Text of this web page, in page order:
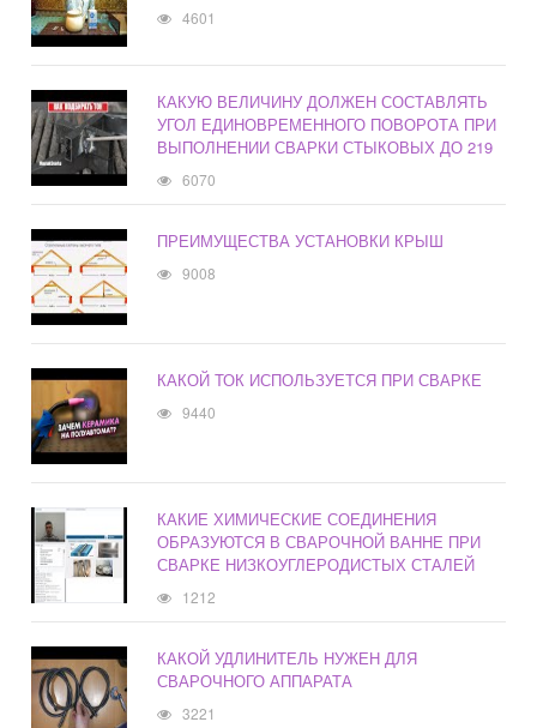
4601
КАКУЮ ВЕЛИЧИНУ ДОЛЖЕН СОСТАВЛЯТЬ
УГОЛ ЕДИНОВРЕМЕННОГО ПОВОРОТА ПРИ
ВЫПОЛНЕНИИ СВАРКИ СТЫКОВЫХ ДО 219
6070
ПРЕИМУЩЕСТВА УСТАНОВКИ КРЫШ
9008
КАКОЙ ТОК ИСПОЛЬЗУЕТСЯ ПРИ СВАРКЕ
9440
КАКИЕ ХИМИЧЕСКИЕ СОЕДИНЕНИЯ
ОБРАЗУЮТСЯ В СВАРОЧНОЙ ВАННЕ ПРИ
СВАРКЕ НИЗКОУГЛЕРОДИСТЫХ СТАЛЕЙ
1212
КАКОЙ УДЛИНИТЕЛЬ НУЖЕН ДЛЯ
СВАРОЧНОГО АППАРАТА
3221